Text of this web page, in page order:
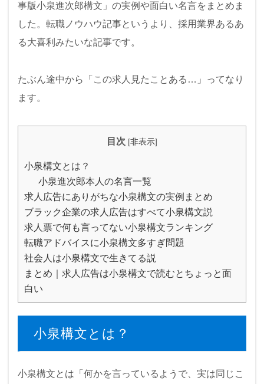
事版小泉進次郎構文」の実例や面白い名言をまとめま
した。転職ノウハウ記事というより、採用業界あるあ
る大喜利みたいな記事です。
たぶん途中から「この求人見たことある…」ってなり
ます。
目次 [非表示]
小泉構文とは？
小泉進次郎本人の名言一覧
求人広告にありがちな小泉構文の実例まとめ
ブラック企業の求人広告はすべて小泉構文説
求人票で何も言ってない小泉構文ランキング
転職アドバイスに小泉構文多すぎ問題
社会人は小泉構文で生きてる説
まとめ｜求人広告は小泉構文で読むとちょっと面
白い
小泉構文とは？
小泉構文とは「何かを言っているようで、実は同じこ